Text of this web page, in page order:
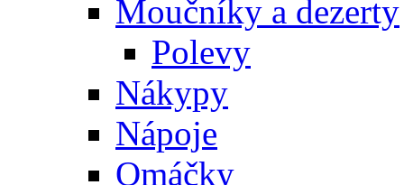
Moučníky a dezerty
Polevy
Nákypy
Nápoje
Omáčky